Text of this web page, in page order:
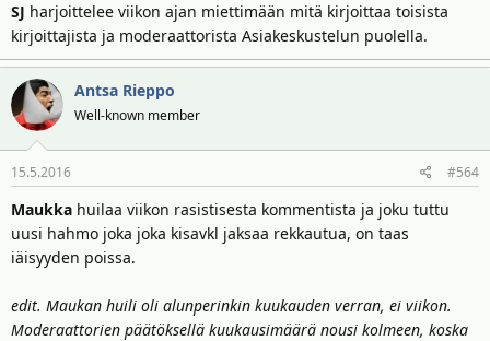
SJ harjoittelee viikon ajan miettimään mitä kirjoittaa toisista
kirjoittajista ja moderaattorista Asiakeskustelun puolella.
Antsa Rieppo
Well-known member
15.5.2016 #564
Maukka huilaa viikon rasistisesta kommentista ja joku tuttu
uusi hahmo joka joka kisavkl jaksaa rekkautua, on taas
iäisyyden poissa.
edit. Maukan huili oli alunperinkin kuukauden verran, ei viikon.
Moderaattorien päätöksellä kuukausimäärä nousi kolmeen, koska